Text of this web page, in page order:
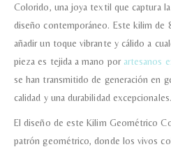
Colorido, una joya textil que captura
diseño contemporáneo. Este kilim de
añadir un toque vibrante y cálido a
pieza es tejida a mano por artesanos
se han transmitido de generación en
calidad y una durabilidad excepcionales.
El diseño de este Kilim Geométrico
patrón geométrico, donde los vivos
Recibir mi oferta